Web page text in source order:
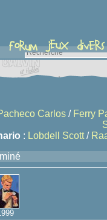
Carlos/ Ferry
: Lobdell Scott/